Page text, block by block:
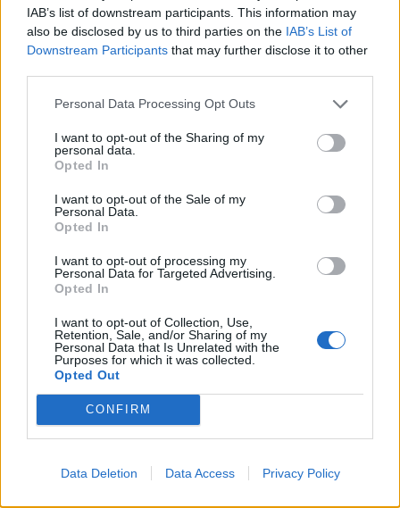
IAB’s list of downstream participants. This information may
also be disclosed by us to third parties on the IAB’s List of
Downstream Participants that may further disclose it to other
Personal Data Processing Opt Outs
I want to opt-out of the Sharing of my
personal data.
Opted In
I want to opt-out of the Sale of my
Personal Data.
Opted In
I want to opt-out of processing my
Personal Data for Targeted Advertising.
Opted In
I want to opt-out of Collection, Use,
Retention, Sale, and/or Sharing of my
Personal Data that Is Unrelated with the
Purposes for which it was collected.
Opted Out
CONFIRM
Data Deletion Data Access Privacy Policy
menos una idea de los limites al verlos en el markador, un saludo.
Responder
Juanjo
Publicado
En mi coche, esas marcas coinciden con la siguiente marcha en
el cambio Tiptronic (al llegar a esa marca roja, sube una
Saludos.-
Responder
Cortes
Publicado23 de Febrero del 2005
Tengo entendido que se corresponde a las velocidades de
Alemania, si os fijais en un Citroën tiene entre otras marcado el